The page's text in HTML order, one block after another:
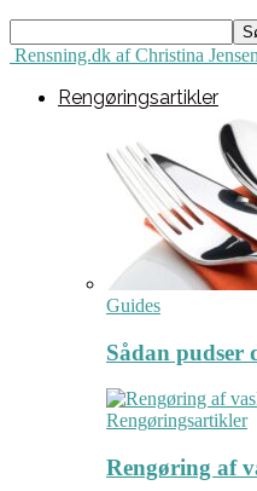
Rensning.dk af Christina Jensen
Rengøringsartikler
Guides
Sådan pudser
Rengøringsartikler
Rengøring af